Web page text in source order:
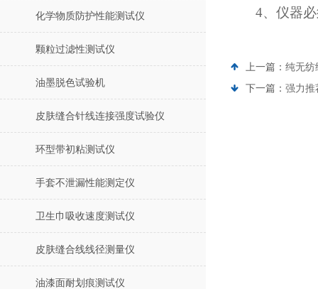
化学物质防护性能测试仪
颗粒过滤性测试仪
油墨脱色试验机
皮肤缝合针线连接强度试验仪
环型带初粘测试仪
手套不泄漏性能测定仪
卫生巾吸收速度测试仪
皮肤缝合线线径测量仪
油漆面耐划痕测试仪
4、仪器必
上一篇： 纯无纺
下一篇： 强力推